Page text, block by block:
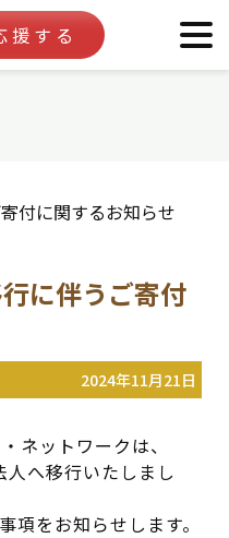
援する
付に関するお知らせ
に伴うご寄付
2024年11月21日
ネットワークは、
へ移行いたしまし
項をお知らせします。